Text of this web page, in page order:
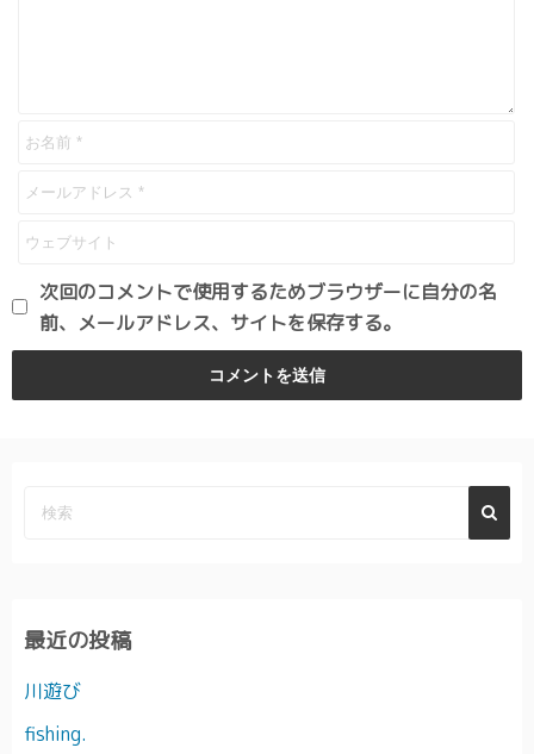
次回のコメントで使用するためブラウザーに自分の名
前、メールアドレス、サイトを保存する。
最近の投稿
川遊び
fishing.